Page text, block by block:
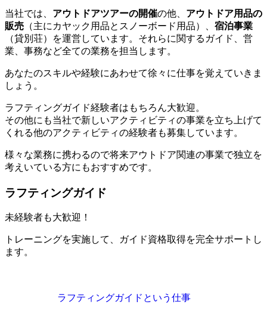
当社では、 アウトドアツアーの開催の他、 アウトドア用品の
販売 （主にカヤック用品とスノーボード用品）、 宿泊事業
（貸別荘）を運営しています。それらに関するガイド、営
業、事務など全ての業務を担当します。
あなたのスキルや経験にあわせて徐々に仕事を覚えていきま
しょう。
ラフティングガイド経験者はもちろん大歓迎。
その他にも当社で新しいアクティビティの事業を立ち上げて
くれる他のアクティビティの経験者も募集しています。
様々な業務に携わるので将来アウトドア関連の事業で独立を
考えいている方にもおすすめです。
ラフティングガイド
未経験者も大歓迎！
トレーニングを実施して、ガイド資格取得を完全サポートし
ます。
ラフティングガイドという仕事